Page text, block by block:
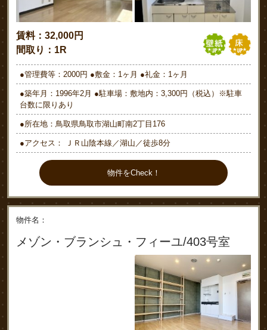
賃料：32,000円
間取り：1R
●管理費等：2000円 ●敷金：1ヶ月 ●礼金：1ヶ月
●築年月：1996年2月 ●駐車場：敷地内：3,300円（税込）※駐車
台数に限りあり
●所在地：鳥取県鳥取市湖山町南2丁目176
●アクセス： ＪＲ山陰本線／湖山／徒歩8分
物件をCheck！
物件名：
メゾン・ブランシュ・フィーユ/403号室